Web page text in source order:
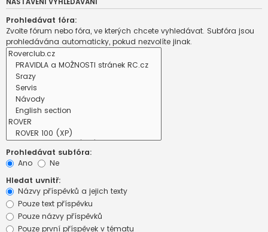
NASTAVENÍ VYHLEDÁVÁNÍ
Prohledávat fóra:
Zvolte fórum nebo fóra, ve kterých chcete vyhledávat. Subfóra jsou
prohledávána automaticky, pokud nezvolíte jinak.
Prohledávat subfóra:
Ano
Ne
Hledat uvnitř:
Názvy příspěvků a jejich texty
Pouze text příspěvku
Pouze názvy příspěvků
Pouze první příspěvek v tématu